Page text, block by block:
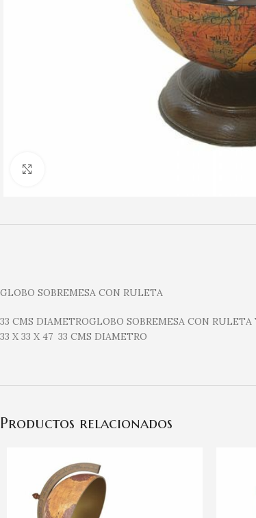
GLOBO SOBREMESA CON RULETA
33 CMS DIAMETROGLOBO SOBREMESA CON RULETA
33 X 33 X 47 33 CMS DIAMETRO
Productos relacionados